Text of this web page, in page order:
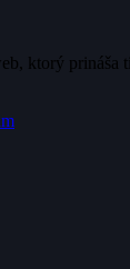
ktorý prináša